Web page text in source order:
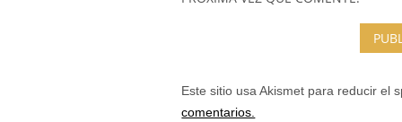
Este sitio usa Akismet para reducir el
comentarios.